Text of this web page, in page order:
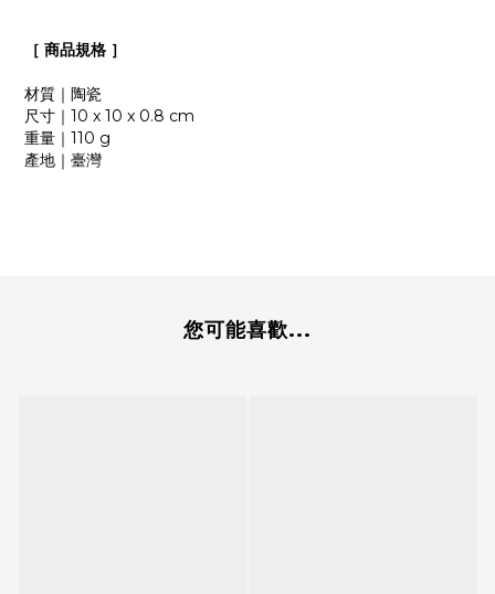
［ 商品規格 ］
材質｜陶瓷
尺寸｜10 x 10 x 0.8 cm
重量｜110 g
產地｜臺灣
您可能喜歡...